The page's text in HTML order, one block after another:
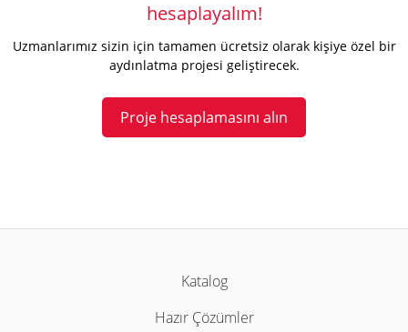
hesaplayalım!
Uzmanlarımız sizin için tamamen ücretsiz olarak kişiye özel bir
aydınlatma projesi geliştirecek.
Proje hesaplamasını alın
Katalog
Hazır Çözümler